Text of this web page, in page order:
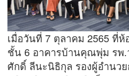
เมื่อวันที่ 7 ตุลาคม 2565 ที่
ชั้น 6 อาคารบ้านคุณพุ่ม รพ.
ศักดิ์ ลีนะนิธิกุล รองผู้อำนว